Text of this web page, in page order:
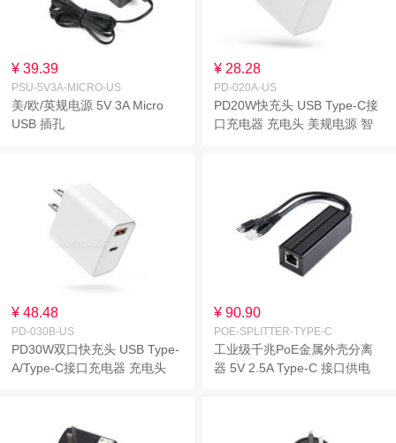
¥ 39.39
PSU-5V3A-MICRO-US
美/欧/英规电源 5V 3A Micro
USB 插孔
¥ 28.28
PD-020A-US
PD20W快充头 USB Type-C接
口充电器 充电头 美规电源 智
¥ 48.48
PD-030B-US
PD30W双口快充头 USB Type-
A/Type-C接口充电器 充电头
¥ 90.90
POE-SPLITTER-TYPE-C
工业级千兆PoE金属外壳分离
器 5V 2.5A Type-C 接口供电